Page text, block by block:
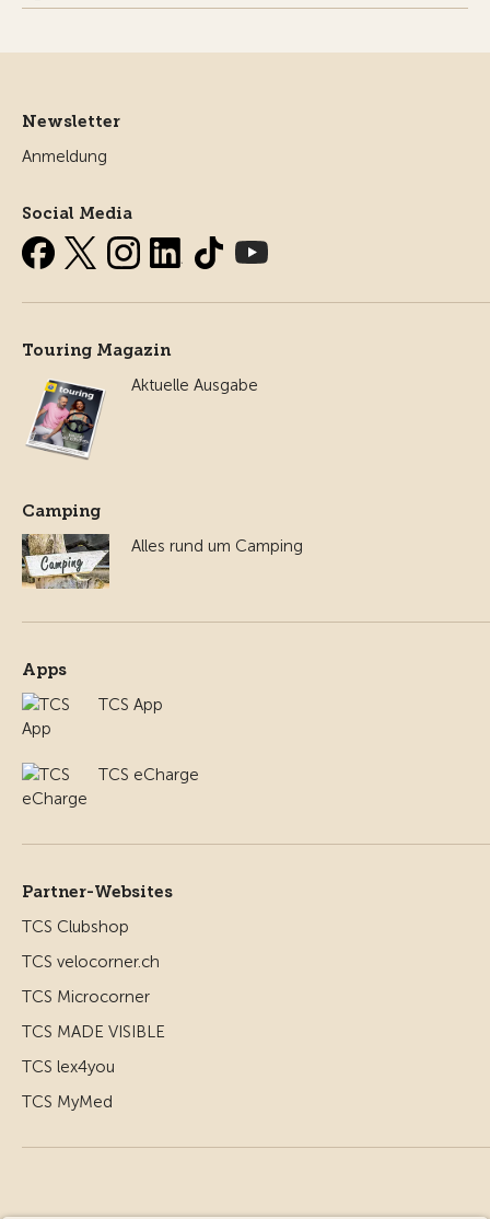
Newsletter
Anmeldung
Social Media
Touring Magazin
Aktuelle Ausgabe
Camping
Alles rund um Camping
Apps
TCS App
TCS eCharge
Partner-Websites
TCS Clubshop
TCS velocorner.ch
TCS Microcorner
TCS MADE VISIBLE
TCS lex4you
TCS MyMed